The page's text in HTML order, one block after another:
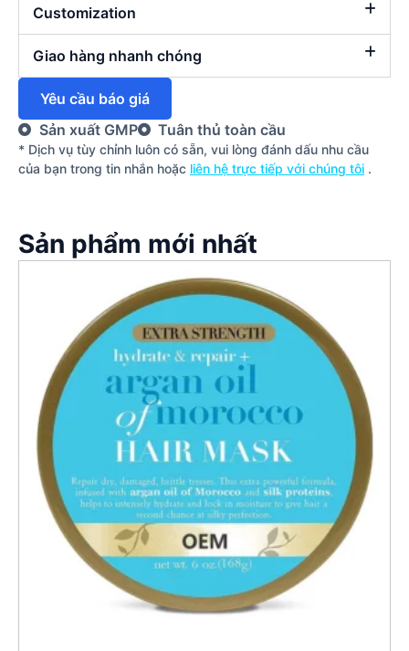
Customization
Giao hàng nhanh chóng
Yêu cầu báo giá
Sản xuất GMP
Tuân thủ toàn cầu
* Dịch vụ tùy chỉnh luôn có sẵn, vui lòng đánh dấu nhu cầu
của bạn trong tin nhắn hoặc liên hệ trực tiếp với chúng tôi .
Sản phẩm mới nhất